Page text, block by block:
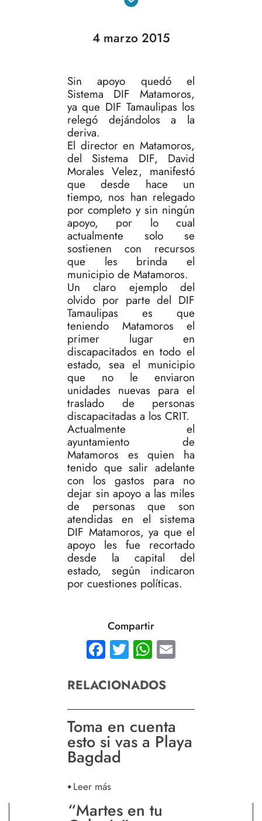
4 marzo 2015
Sin apoyo quedó el
Sistema DIF Matamoros,
ya que DIF Tamaulipas los
relegó dejándolos a la
deriva.
El director en Matamoros,
del Sistema DIF, David
Morales Velez, manifestó
que desde hace un
tiempo, nos han relegado
por completo y sin ningún
apoyo, por lo cual
actualmente solo se
sostienen con recursos
que les brinda el
municipio de Matamoros.
Un claro ejemplo del
olvido por parte del DIF
Tamaulipas es que
teniendo Matamoros el
primer lugar en
discapacitados en todo el
estado, sea el municipio
que no le enviaron
unidades nuevas para el
traslado de personas
discapacitadas a los CRIT.
Actualmente el
ayuntamiento de
Matamoros es quien ha
tenido que salir adelante
con los gastos para no
dejar sin apoyo a las miles
de personas que son
atendidas en el sistema
DIF Matamoros, ya que el
apoyo les fue recortado
desde la capital del
estado, según indicaron
por cuestiones políticas.
Compartir
Facebook
TwitterWhatsApp
RELACIONADOS
Toma en cuenta
esto si vas a Playa
Bagdad
Leer más
“Martes en tu